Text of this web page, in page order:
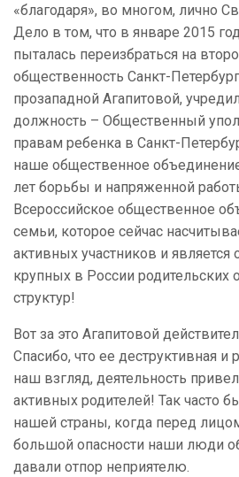
«благодаря», во многом, лично
Дело в том, что в январе 2015
пыталась переизбраться на
общественность Санкт-
прозападной Агапитовой,
должность – Общественный
правам ребенка в Санкт-
наше общественное
лет борьбы и напряженной
Всероссийское общественное
семьи, которое сейчас
активных участников и
крупных в России родительских
структур!
Вот за это Агапитовой
Спасибо, что ее деструктивная и
наш взгляд, деятельность
активных родителей! Так часто
нашей страны, когда перед
большой опасности наши люди
давали отпор неприятелю.